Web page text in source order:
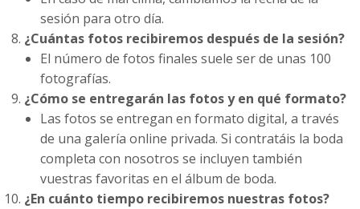
sesión para otro día.
¿Cuántas fotos recibiremos después de la sesión?
El número de fotos finales suele ser de unas 100
fotografías.
¿Cómo se entregarán las fotos y en qué formato?
Las fotos se entregan en formato digital, a través
de una galería online privada. Si contratáis la boda
completa con nosotros se incluyen también
vuestras favoritas en el álbum de boda.
¿En cuánto tiempo recibiremos nuestras fotos?